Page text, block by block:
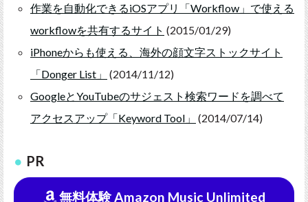
作業を自動化できるiOSアプリ「Workflow」で使える
workflowを共有するサイト (2015/01/29)
iPhoneからも使える、海外の顔文字ストックサイト
「Donger List」
(2014/11/12)
GoogleとYouTubeのサジェスト検索ワードを調べて
アクセスアップ「Keyword Tool」
(2014/07/14)
PR
無料体験 Amazon Music Unlimited